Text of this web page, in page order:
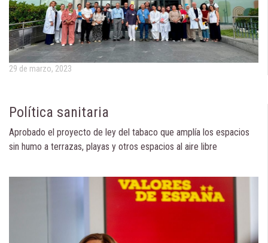
29 de marzo, 2023
Política sanitaria
Aprobado el proyecto de ley del tabaco que amplía los espacios
sin humo a terrazas, playas y otros espacios al aire libre